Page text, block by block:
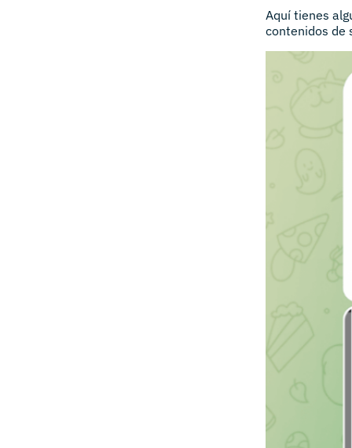
Aquí tienes
contenidos de